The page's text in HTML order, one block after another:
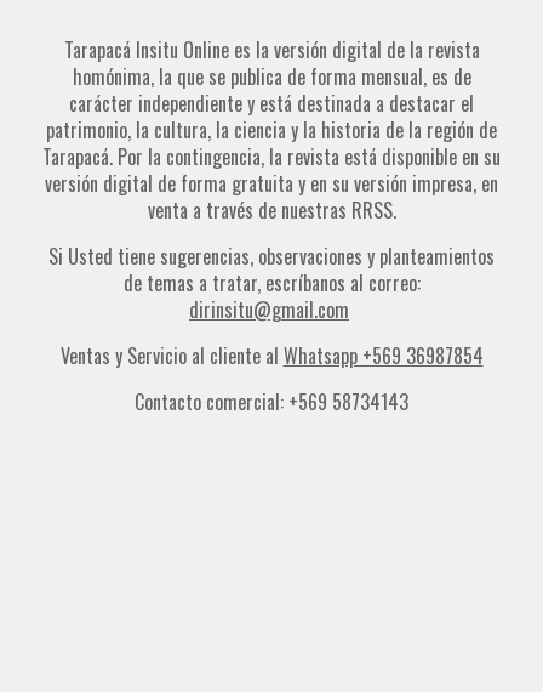
Tarapacá Insitu Online es la versión digital de la revista
homónima, la que se publica de forma mensual, es de
carácter independiente y está destinada a destacar el
patrimonio, la cultura, la ciencia y la historia de la región de
Tarapacá. Por la contingencia, la revista está disponible en su
versión digital de forma gratuita y en su versión impresa, en
venta a través de nuestras RRSS.
Si Usted tiene sugerencias, observaciones y planteamientos
de temas a tratar, escríbanos al correo:
dirinsitu@gmail.com
Ventas y Servicio al cliente al Whatsapp +569 36987854
Contacto comercial: +569 58734143